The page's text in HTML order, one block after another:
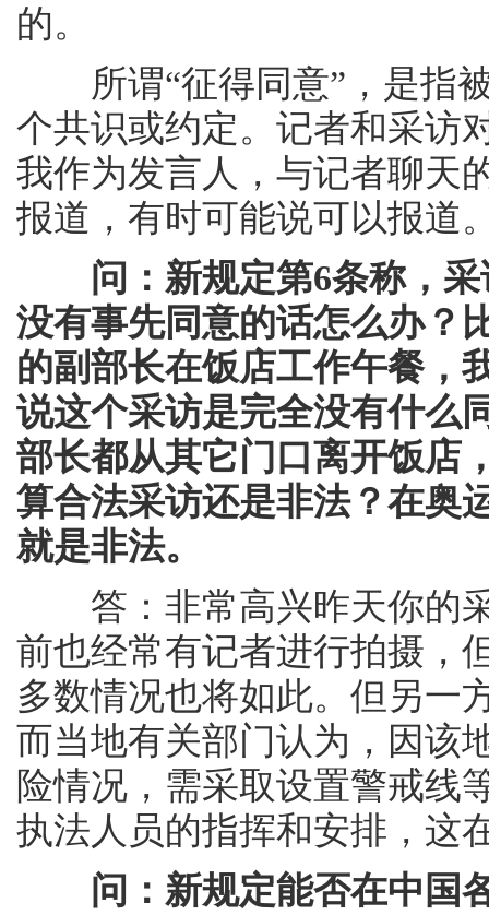
的。
所谓“征得同意”，是指被
个共识或约定。记者和采访
我作为发言人，与记者聊天
报道，有时可能说可以报道
问：新规定第6条称，
没有事先同意的话怎么办？
的副部长在饭店工作午餐，
说这个采访是完全没有什么
部长都从其它门口离开饭店
算合法采访还是非法？在奥
就是非法。
答：非常高兴昨天你的采
前也经常有记者进行拍摄，
多数情况也将如此。但另一
而当地有关部门认为，因该
险情况，需采取设置警戒线
执法人员的指挥和安排，这
问：新规定能否在中国